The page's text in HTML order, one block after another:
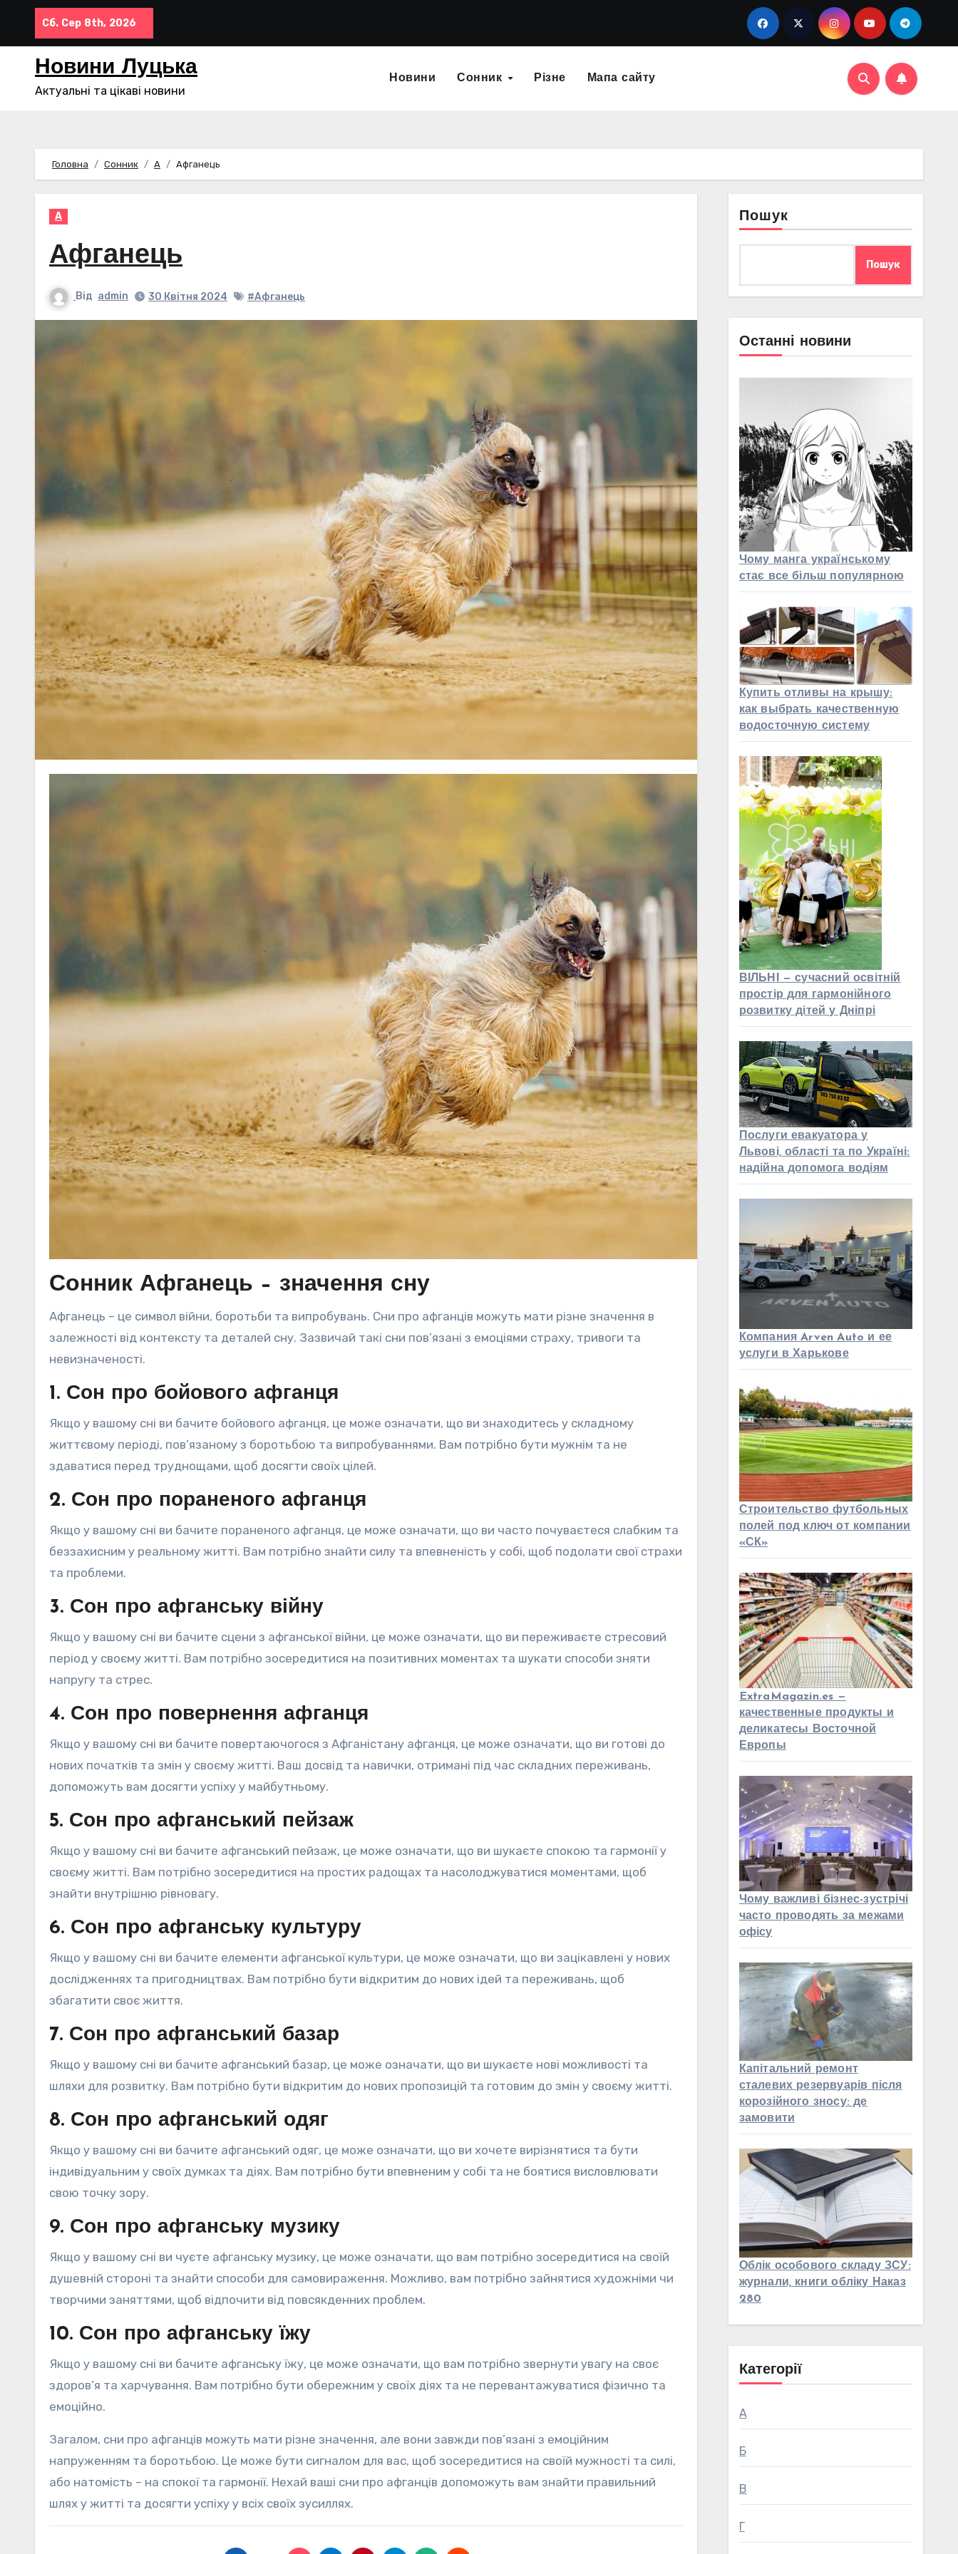
Перейти
контенту
Сб. Сер 8th, 2026
Новини Луцька
Актуальні та цікаві новини
Новини Сонник Різне Мапа сайту
Головна Сонник А Афганець
А
Афганець
Від admin 30 Квітня 2024 #Афганець
Сонник Афганець – значення сну
Афганець – це символ війни, боротьби та випробувань. Сни про афганців можуть мати різне значення в
залежності від контексту та деталей сну. Зазвичай такі сни пов’язані з емоціями страху, тривоги та
невизначеності.
1. Сон про бойового афганця
Якщо у вашому сні ви бачите бойового афганця, це може означати, що ви знаходитесь у складному
життєвому періоді, пов’язаному з боротьбою та випробуваннями. Вам потрібно бути мужнім та не
здаватися перед труднощами, щоб досягти своїх цілей.
2. Сон про пораненого афганця
Якщо у вашому сні ви бачите пораненого афганця, це може означати, що ви часто почуваєтеся слабким та
беззахисним у реальному житті. Вам потрібно знайти силу та впевненість у собі, щоб подолати свої страхи
та проблеми.
3. Сон про афганську війну
Якщо у вашому сні ви бачите сцени з афганської війни, це може означати, що ви переживаєте стресовий
період у своєму житті. Вам потрібно зосередитися на позитивних моментах та шукати способи зняти
напругу та стрес.
4. Сон про повернення афганця
Якщо у вашому сні ви бачите повертаючогося з Афганістану афганця, це може означати, що ви готові до
нових початків та змін у своєму житті. Ваш досвід та навички, отримані під час складних переживань,
допоможуть вам досягти успіху у майбутньому.
5. Сон про афганський пейзаж
Якщо у вашому сні ви бачите афганський пейзаж, це може означати, що ви шукаєте спокою та гармонії у
своєму житті. Вам потрібно зосередитися на простих радощах та насолоджуватися моментами, щоб
знайти внутрішню рівновагу.
6. Сон про афганську культуру
Якщо у вашому сні ви бачите елементи афганської культури, це може означати, що ви зацікавлені у нових
дослідженнях та пригодництвах. Вам потрібно бути відкритим до нових ідей та переживань, щоб
збагатити своє життя.
7. Сон про афганський базар
Якщо у вашому сні ви бачите афганський базар, це може означати, що ви шукаєте нові можливості та
шляхи для розвитку. Вам потрібно бути відкритим до нових пропозицій та готовим до змін у своєму житті.
8. Сон про афганський одяг
Якщо у вашому сні ви бачите афганський одяг, це може означати, що ви хочете вирізнятися та бути
індивідуальним у своїх думках та діях. Вам потрібно бути впевненим у собі та не боятися висловлювати
свою точку зору.
9. Сон про афганську музику
Якщо у вашому сні ви чуєте афганську музику, це може означати, що вам потрібно зосередитися на своїй
душевній стороні та знайти способи для самовираження. Можливо, вам потрібно зайнятися художніми чи
творчими заняттями, щоб відпочити від повсякденних проблем.
10. Сон про афганську їжу
Якщо у вашому сні ви бачите афганську їжу, це може означати, що вам потрібно звернути увагу на своє
здоров’я та харчування. Вам потрібно бути обережним у своїх діях та не перевантажуватися фізично та
емоційно.
Загалом, сни про афганців можуть мати різне значення, але вони завжди пов’язані з емоційним
напруженням та боротьбою. Це може бути сигналом для вас, щоб зосередитися на своїй мужності та силі,
або натомість – на спокої та гармонії. Нехай ваші сни про афганців допоможуть вам знайти правильний
шлях у житті та досягти успіху у всіх своїх зусиллях.
Пошук
Пошук
Останні новини
Чому манга українському
стає все більш популярною
Купить отливы на крышу:
как выбрать качественную
водосточную систему
ВІЛЬНІ — сучасний освітній
простір для гармонійного
розвитку дітей у Дніпрі
Послуги евакуатора у
Львові, області та по Україні:
надійна допомога водіям
Компания Arven Auto и ее
услуги в Харькове
Строительство футбольных
полей под ключ от компании
«СК»
ExtraMagazin.es —
качественные продукты и
деликатесы Восточной
Европы
Чому важливі бізнес-зустрічі
часто проводять за межами
офісу
Капітальний ремонт
сталевих резервуарів після
корозійного зносу: де
замовити
Облік особового складу ЗСУ:
журнали, книги обліку Наказ
280
Категорії
А
Б
В
Г